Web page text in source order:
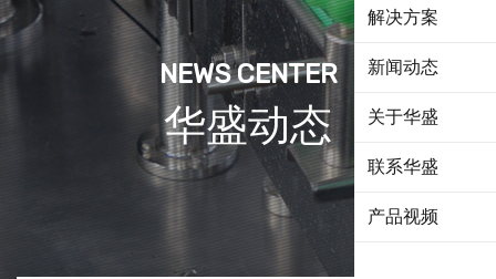
解决方案
新闻动态
关于华盛
联系华盛
产品视频
NEWS CENTER
华盛动态